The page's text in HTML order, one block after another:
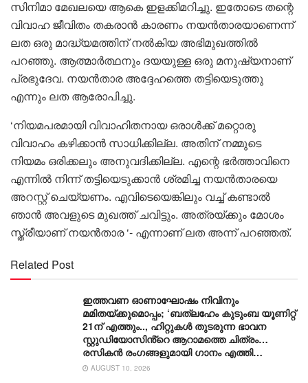
സിനിമാ മേഖലയെ ആകെ ഇളക്കിമറിച്ചു. ഇതോടെ തന്റെ
വിവാഹ ജീവിതം തകരാൻ കാരണം നയൻതാരയാണെന്ന്
ലത ഒരു മാദ്ധ്യമത്തിന് നൽകിയ അഭിമുഖത്തിൽ
പറഞ്ഞു. ആത്മാർത്ഥനും ദയയുള്ള ഒരു മനുഷ്യനാണ്
പ്രഭുദേവ. നയൻതാര അദ്ദേഹത്തെ തട്ടിയെടുത്തു
എന്നും ലത ആരോപിച്ചു.
‘നിയമപരമായി വിവാഹിതനായ ഒരാൾക്ക് മറ്റൊരു
വിവാഹം കഴിക്കാൻ സാധിക്കില്ല. അതിന് നമ്മുടെ
നിയമം ഒരിക്കലും അനുവദിക്കില്ല. എന്റെ ഭർത്താവിനെ
എന്നിൽ നിന്ന് തട്ടിയെടുക്കാൻ ശ്രമിച്ച നയൻതാരയെ
അറസ്റ്റ് ചെയ്യണം. എവിടെയെങ്കിലും വച്ച് കണ്ടാൽ
ഞാൻ അവളുടെ മുഖത്ത് ചവിട്ടും. അത്രയ്ക്കും മോശം
സ്ത്രീയാണ് നയൻതാര ‘- എന്നാണ് ലത അന്ന് പറഞ്ഞത്.
Related Post
ഇത്തവണ ഓണാഘോഷം നിവിനും
മമിതയ്ക്കുമൊപ്പം; ‘ബത്‍ലഹേം കുടുംബ യൂണിറ്റ്
21ന് എത്തും.., ഹിറ്റുകൾ തുടരുന്ന ഭാവന
സ്റ്റുഡിയോസിൻ്റെ ആറാമത്തെ ചിത്രം…
രസികൻ രംഗങ്ങളുമായി ഗാനം എത്തി…
AUGUST 10, 2026